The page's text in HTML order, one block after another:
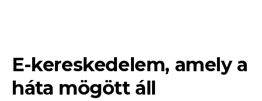
E-kereskedelem, amely a
háta mögött áll